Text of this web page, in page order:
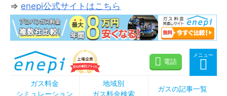
⇒ enepi公式サイトはこちら